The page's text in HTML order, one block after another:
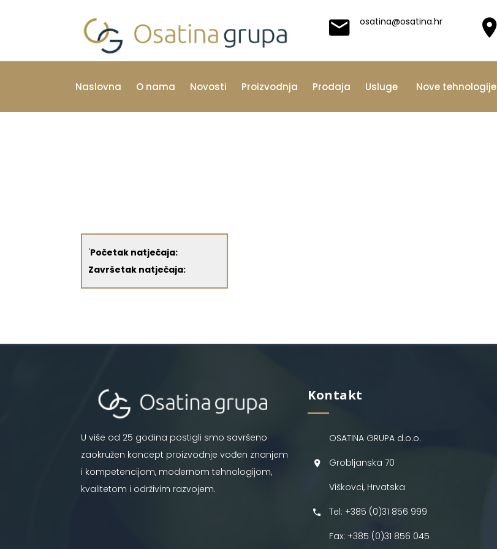
osatina@osatina.hr
Naslovna O nama Novosti Proizvodnja Prodaja Usluge Nove tehnologije
'Početak natječaja:
Završetak natječaja:
U više od 25 godina postigli smo savršeno
zaokružen koncept proizvodnje vođen znanjem
i kompetencijom, modernom tehnologijom,
kvalitetom i održivim razvojem.
Kontakt
OSATINA GRUPA d.o.o.
Grobljanska 70
Viškovci, Hrvatska
Tel: +385 (0)31 856 999
Fax: +385 (0)31 856 045